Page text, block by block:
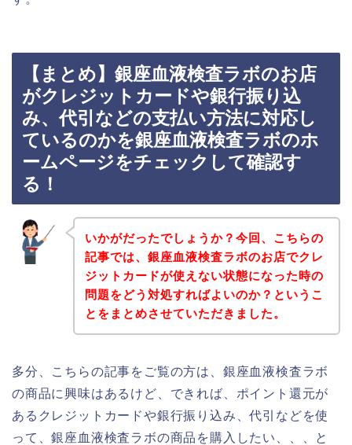
【まとめ】銀座血液検査ラボのお店
がクレジットカードや銀行振り込
み、代引などの支払い方法に対応し
ているのかを銀座血液検査ラボのホ
ームページをチェックして確認す
る！
いかがだったでしょうか？今回、こちらの
記事では、銀座血液検査ラボのお店でクレ
ジットカードが使えない状態になった時の
問題をどう対処すればよいのか？というこ
とをまとめさせていただきました。
多分、こちらの記事をご覧の方は、銀座血液検査ラボ
の商品に興味はあるけど、できれば、ポイント還元が
あるクレジットカードや銀行振り込み、代引などを使
って、銀座血液検査ラボの商品を購入したい、、、と